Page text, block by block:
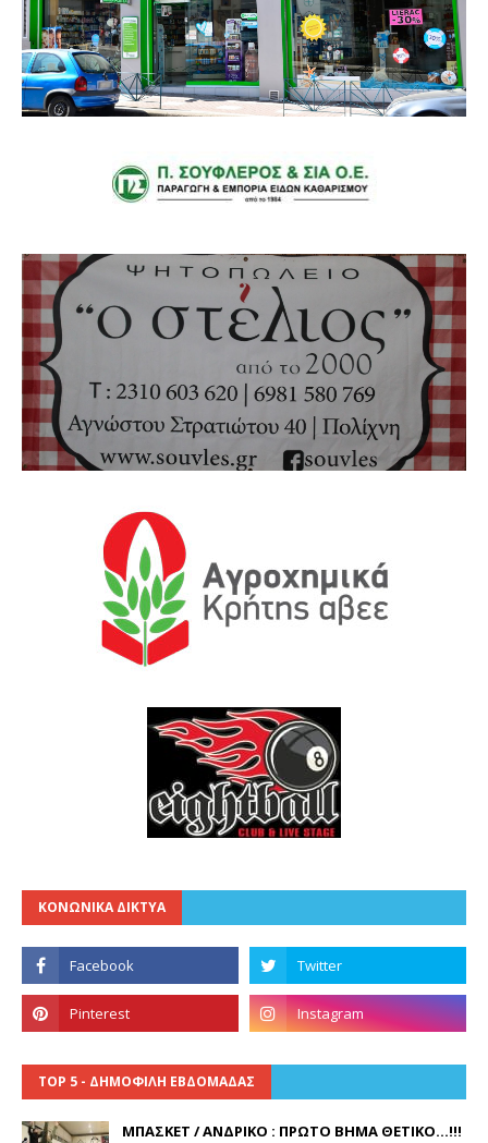
ΚΟΝΩΝΙΚΑ ΔΙΚΤΥΑ
TOP 5 - ΔΗΜΟΦΙΛΗ ΕΒΔΟΜΑΔΑΣ
ΜΠΑΣΚΕΤ / ΑΝΔΡΙΚΟ : ΠΡΩΤΟ ΒΗΜΑ ΘΕΤΙΚΟ...!!!